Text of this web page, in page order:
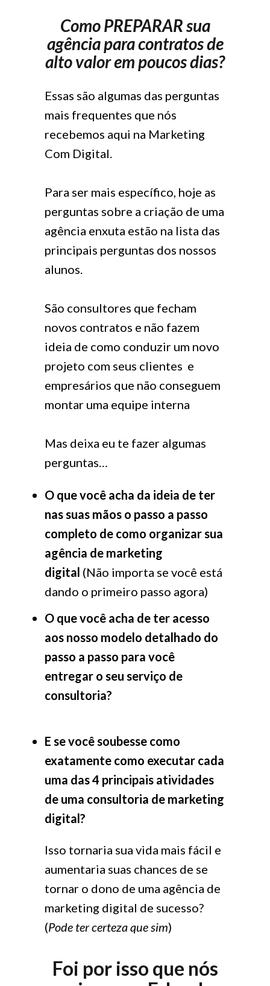
Como PREPARAR sua
agência para contratos de
alto valor em poucos dias?
Essas são algumas das perguntas
mais frequentes que nós
recebemos aqui na Marketing
Com Digital.
Para ser mais específico, hoje as
perguntas sobre a criação de uma
agência enxuta estão na lista das
principais perguntas dos nossos
alunos.
São consultores que fecham
novos contratos e não fazem
ideia de como conduzir um novo
projeto com seus clientes e
empresários que não conseguem
montar uma equipe interna
Mas deixa eu te fazer algumas
perguntas…
O que você acha da ideia de ter
nas suas mãos o passo a passo
completo de como organizar sua
agência de marketing
digital (Não importa se você está
dando o primeiro passo agora)
O que você acha de ter acesso
aos nosso modelo detalhado do
passo a passo para você
entregar o seu serviço de
consultoria?
E se você soubesse como
exatamente como executar cada
uma das 4 principais atividades
de uma consultoria de marketing
digital?
Isso tornaria sua vida mais fácil e
aumentaria suas chances de se
tornar o dono de uma agência de
marketing digital de sucesso?
(Pode ter certeza que sim)
Foi por isso que nós